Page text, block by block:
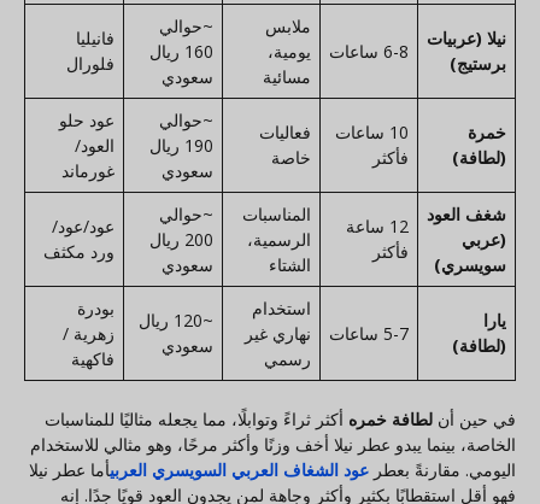
نيلا (عربيات
برستيج)
6-8 ساعات
ملابس
يومية،
مسائية
~حوالي
160 ريال
سعودي
فانيليا
فلورال
خمرة
(لطافة)
10 ساعات
فأكثر
فعاليات
خاصة
~حوالي
190 ريال
سعودي
عود حلو
العود/
غورماند
شغف العود
(عربي
سويسري)
12 ساعة
فأكثر
المناسبات
الرسمية،
الشتاء
~حوالي
200 ريال
سعودي
عود/عود/
ورد مكثف
يارا
(لطافة)
5-7 ساعات
استخدام
نهاري غير
رسمي
~120 ريال
سعودي
بودرة
زهرية /
فاكهية
في حين أن لطافة خمره أكثر ثراءً وتوابلًا، مما يجعله مثاليًا للمناسبات
الخاصة، بينما يبدو عطر نيلا أخف وزنًا وأكثر مرحًا، وهو مثالي للاستخدام
اليومي. مقارنةً بعطر عود الشغاف العربي السويسري العربيأما عطر نيلا
فهو أقل استقطابًا بكثير وأكثر وجاهة لمن يجدون العود قويًا جدًا. إنه